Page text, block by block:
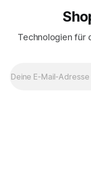
Technologien für